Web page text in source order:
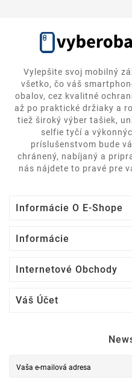
Vylepšite svoj mobilný
všetko, čo váš
obalov, cez kvalitné
až po praktické držiaky a
tiež široký výber tašiek,
selfie tyčí a
príslušenstvom bude
chránený, nabíjaný a
nás nájdete to pravé pre
Informácie O E-Shope
Informácie
Internetové Obchody
Váš Účet